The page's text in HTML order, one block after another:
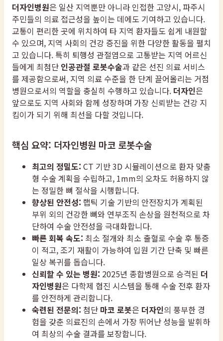
더자인병원은 일산 지역뿐만 아니라 인접한 고양시, 파주시
주민들의 의료 접근성을 높이는 데에도 기여하고 있습니다.
교통이 편리한 곳에 위치하여 타 지역 환자들도 쉽게 내원할
수 있으며, 지역 사회의 건강 증진을 위한 다양한 활동을 펼치
고 있습니다. 특히 퇴행성 관절염으로 고통받는 지역 어르신
들에게 최첨단 인공관절 로봇수술과 같은 선진 의료 서비스
를 제공함으로써, 지역 의료 수준을 한 단계 끌어올리는 거점
병원으로서의 역할을 충실히 수행하고 있습니다. 더자인은
앞으로도 지역 사회와 함께 성장하며 가장 신뢰받는 건강 지
킴이가 되기 위해 최선을 다할 것입니다.
핵심 요약: 더자인병원 마코 로봇수술
최고의 정밀도: CT 기반 3D 시뮬레이션으로 환자 맞춤
형 수술 계획을 수립하고, 1mm의 오차도 허용하지 않
는 정밀한 뼈 절삭을 시행합니다.
향상된 안전성: 햅틱 기술 기반의 안전장치가 계획된
부위 외의 건강한 뼈와 연부조직 손상을 원천적으로 차
단하여 수술 안전성을 극대화합니다.
빠른 회복 속도: 최소 절개와 최소 출혈로 수술 후 통증
이 적고, 조기 재활이 가능하여 입원 기간 단축 및 빠른
일상 복귀를 돕습니다.
신뢰할 수 있는 병원: 2025년 종합병원으로 승격된 더
자인병원은 다학제 협진 시스템을 통해 수술 전후 환자
를 안전하게 관리합니다.
숙련된 전문의: 첨단 마코 로봇은 더자인의 풍부한 경
험을 갖춘 의료진의 손에서 가장 뛰어난 성능을 발휘하
여 최상의 수술 결과를 보장합니다.